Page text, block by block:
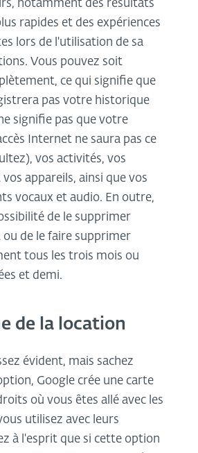
notamment des résultats
rapides et des expériences
lors de l'utilisation de sa
Vous pouvez soit
ce qui signifie que
pas votre historique
signifie pas que votre
Internet ne saura pas ce
vos activités, vos
appareils, ainsi que vos
vocaux et audio. En outre,
de le supprimer
de le faire supprimer
tous les trois mois ou
et demi.
de la location
évident, mais sachez
Google crée une carte
où vous êtes allé avec les
utilisez avec leurs
à l'esprit que si cette option